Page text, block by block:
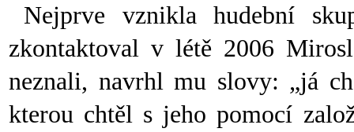
Nejprve vznikla hudební
zkontaktoval v létě 2006
neznali, navrhl mu slovy: „já
kterou chtěl s jeho pomocí